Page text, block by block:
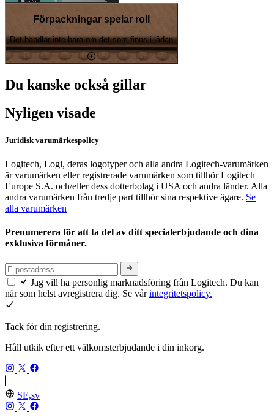
Förpackningar spelar roll
Det handlar inte bara om det som finns i lådan
Du kanske också gillar
Nyligen visade
Juridisk varumärkespolicy
Logitech, Logi, deras logotyper och alla andra Logitech-varumärken
är varumärken eller registrerade varumärken som tillhör Logitech
Europe S.A. och/eller dess dotterbolag i USA och andra länder. Alla
andra varumärken från tredje part tillhör sina respektive ägare. Se
alla varumärken
Prenumerera för att ta del av ditt specialerbjudande och dina
exklusiva förmåner.
Jag vill ha personlig marknadsföring från Logitech. Du kan
när som helst avregistrera dig. Se vårintegritetspolicy.
Tack för din registrering.
Håll utkik efter ett välkomsterbjudande i din inkorg.
SE,sv